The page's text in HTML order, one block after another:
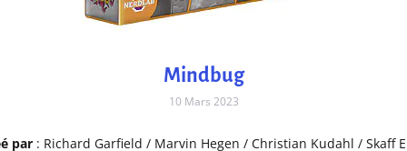
Mindbug
10 Mars 2023
par : Richard Garfield / Marvin Hegen / Christian Kudahl / Skaff